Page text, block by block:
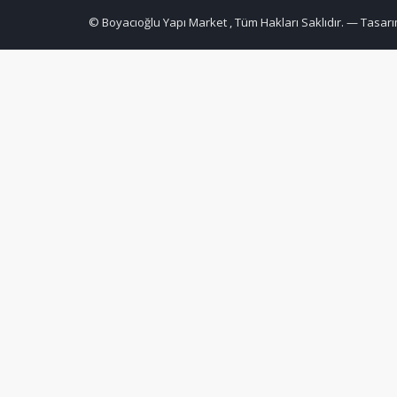
© Boyacıoğlu Yapı Market , Tüm Hakları Saklıdır. —